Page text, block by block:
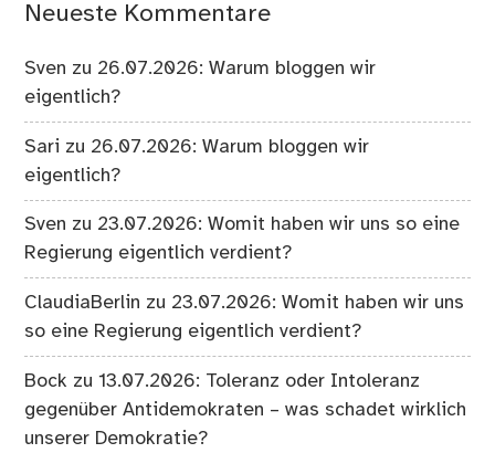
Neueste Kommentare
Sven zu 26.07.2026: Warum bloggen wir
eigentlich?
Sari zu 26.07.2026: Warum bloggen wir
eigentlich?
Sven zu 23.07.2026: Womit haben wir uns so eine
Regierung eigentlich verdient?
ClaudiaBerlin zu 23.07.2026: Womit haben wir uns
so eine Regierung eigentlich verdient?
Bock zu13.07.2026: Toleranz oder Intoleranz
gegenüber Antidemokraten – was schadet wirklich
unserer Demokratie?